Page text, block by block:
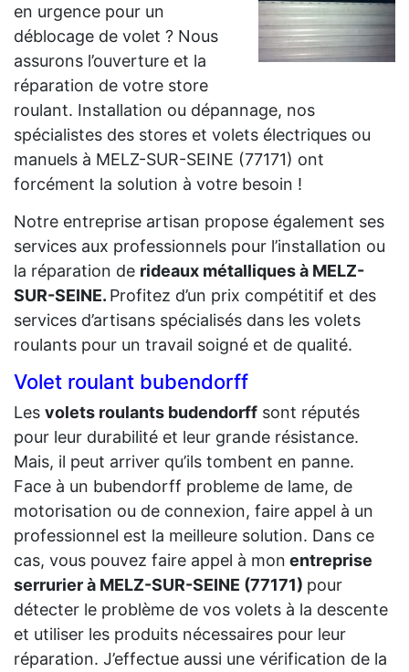
en urgence pour un
déblocage de volet ? Nous
assurons l’ouverture et la
réparation de votre store
roulant. Installation ou dépannage, nos
spécialistes des stores et volets électriques ou
manuels à MELZ-SUR-SEINE (77171) ont
forcément la solution à votre besoin !
Notre entreprise artisan propose également ses
services aux professionnels pour l’installation ou
la réparation de rideaux métalliques à MELZ-
SUR-SEINE. Profitez d’un prix compétitif et des
services d’artisans spécialisés dans les volets
roulants pour un travail soigné et de qualité.
Volet roulant bubendorff
Les volets roulants budendorff sont réputés
pour leur durabilité et leur grande résistance.
Mais, il peut arriver qu’ils tombent en panne.
Face à un bubendorff probleme de lame, de
motorisation ou de connexion, faire appel à un
professionnel est la meilleure solution. Dans ce
cas, vous pouvez faire appel à mon entreprise
serrurier à MELZ-SUR-SEINE (77171) pour
détecter le problème de vos volets à la descente
et utiliser les produits nécessaires pour leur
réparation. J’effectue aussi une vérification de la